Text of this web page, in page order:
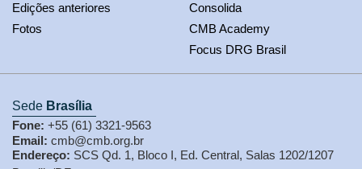
Edições anteriores
Fotos
Consolida
CMB Academy
Focus DRG Brasil
Sede Brasília
Fone: +55 (61) 3321-9563
Email: cmb@cmb.org.br
Endereço: SCS Qd. 1, Bloco I, Ed. Central, Salas 1202/1207